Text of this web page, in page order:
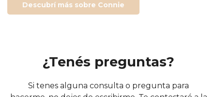
Descubrí más sobre Connie
¿Tenés preguntas?
Si tenes alguna consulta o pregunta para